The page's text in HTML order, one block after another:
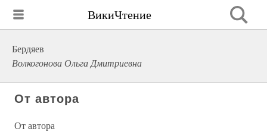
ВикиЧтение
Бердяев
Волкогонова Ольга Дмитриевна
От автора
От автора